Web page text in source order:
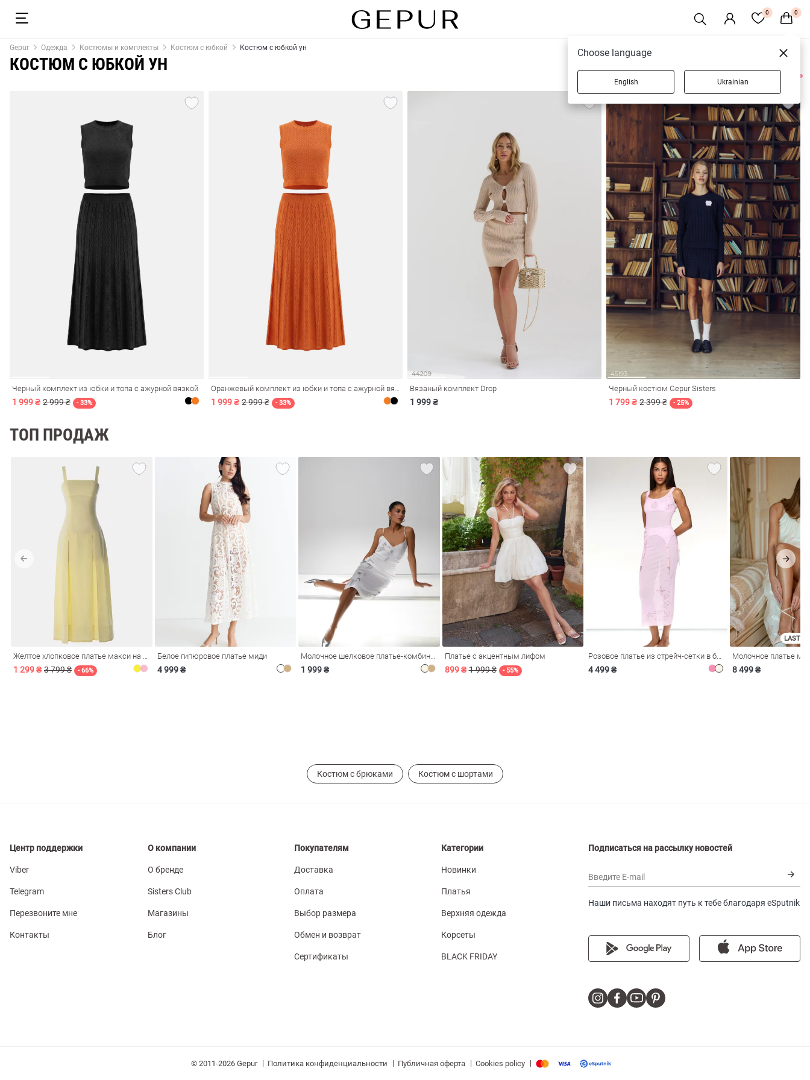
0 0
Сарафаны
Gepur Одежда Костюмы и комплекты Костюм с юбкой Костюм с юбкой ун
КОСТЮМ С ЮБКОЙ УН
4 товаров
Черный комплект из юбки и топа с ажурной вязкой
1 999 ₴ 2 999 ₴ - 33%
Оранжевый комплект из юбки и топа с ажурной вязкой
1 999 ₴ 2 999 ₴ - 33%
Вязаный комплект Drop
1 999 ₴
Черный костюм Gepur Sisters
1 799 ₴ 2 399 ₴ - 25%
ТОП ПРОДАЖ
1 299 ₴ 3 799 ₴ - 66%
Белое гипюровое платье миди
4 999 ₴ 1 999 ₴
Платье с акцентным лифом
899 ₴ 1 999 ₴ - 55% 4 499 ₴
LAST
8 499 ₴
Костюм с брюками Костюм с шортами
Центр поддержки
Viber
Telegram
Перезвоните мне
Контакты
О компании
О бренде
Sisters Club
Магазины
Блог
Покупателям
Доставка
Оплата
Выбор размера
Обмен и возврат
Сертификаты
Категории
Новинки
Платья
Верхняя одежда
Корсеты
BLACK FRIDAY
Подписаться на рассылку новостей
Введите E-mail
Наши письма находят путь к тебе благодаря eSputnik
© 2011-2026 Gepur | Политика конфиденциальности | Публичная оферта | Cookies policy |
Choose language
English Ukrainian